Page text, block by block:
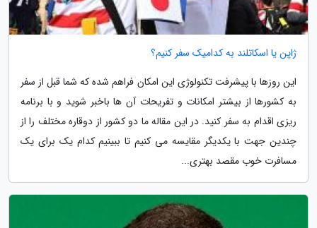
ژاپن یا اسکاتلند به کدامیک سفر کنیم؟
این روزها با پیشرفت تکنولوژی این امکان فراهم شده که شما قبل از سفر
به کشورها از بیشتر امکانات و تفریحات آن ها باخبر شوید و با برنامه
ریزی اقدام به سفر کنید. در این مقاله ما دو کشور از دوقاره مختلف را از
چندین جهت با یکدیگر مقایسه می کنیم تا ببینیم کدام یک برای یک
مسافرت خوب مقصد بهتری...